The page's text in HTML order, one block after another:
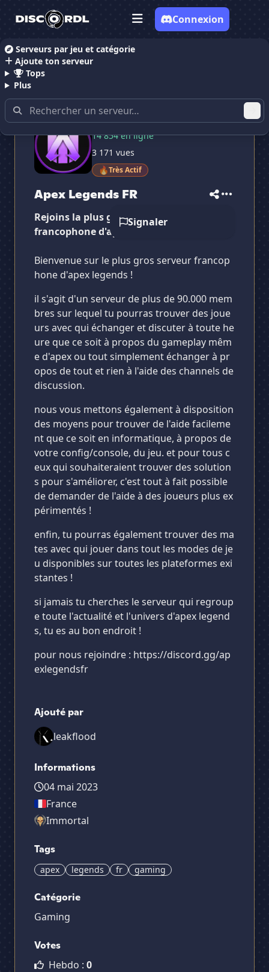
Serveurs par jeu et catégorie
Ajoute ton serveur
Tops
Plus
Connexion
Accueil Serveurs Discord Gaming
98 178 membres
14 854 en ligne
3 171 vues
🔥Très Actif
Apex Legends FR
Signaler
Rejoins la plus grande communauté
francophone d'apex legends !
Bienvenue sur le plus gros serveur francop
hone d'apex legends !
il s'agit d'un serveur de plus de 90.000 mem
bres sur lequel tu pourras trouver des joue
urs avec qui échanger et discuter à toute he
ure que ce soit à propos du gameplay mêm
e d'apex ou tout simplement échanger à pr
opos de tout et rien à l'aide des channels de
discussion.
nous vous mettons également à disposition
des moyens pour trouver de l'aide facileme
nt que ce soit en informatique, à propos de
votre config/console, du jeu. et pour tous c
eux qui souhaiteraient trouver des solution
s pour s'améliorer, c'est tout à fait possible
de demander de l'aide à des joueurs plus ex
périmentés !
enfin, tu pourras également trouver des ma
tes avec qui jouer dans tout les modes de je
u disponibles sur toutes les plateformes exi
stantes !
si jamais tu cherches le serveur qui regroup
e toute l'actualité et l'univers d'apex legend
s, tu es au bon endroit !
pour nous rejoindre : https://discord.gg/ap
exlegendsfr
Ajouté par
leakflood
Informations
04 mai 2023
France
Immortal
Tags
apex legends fr gaming
Catégorie
Gaming
Votes
Hebdo : 0
Vote pourApex Legends FR
Apex Legends FR
Es-tu sûr de vouloir supprimer ton avis de ce
serveur ?
Apex Legends FR